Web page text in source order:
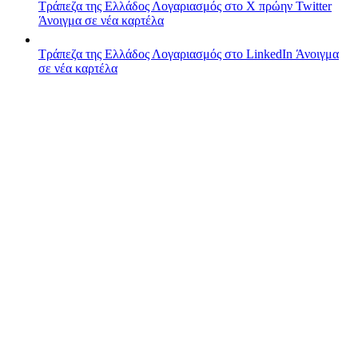
Τράπεζα της Ελλάδος Λογαριασμός στο X πρώην Twitter
Άνοιγμα σε νέα καρτέλα
Τράπεζα της Ελλάδος Λογαριασμός στο LinkedIn Άνοιγμα
σε νέα καρτέλα